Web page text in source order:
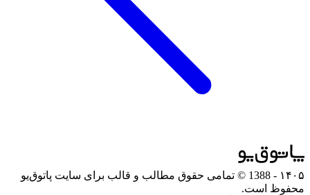
۱۴۰۵
- 1388 © تمامی حقوق مطالب و قالب برای سایت پاتوق‌یو
محفوظ است.